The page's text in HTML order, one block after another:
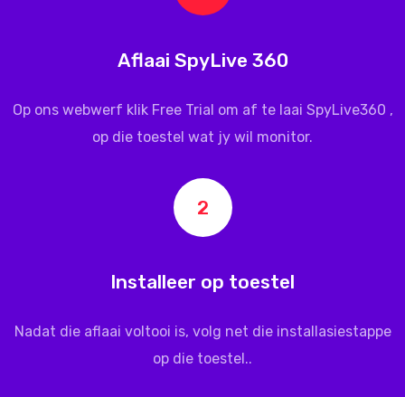
Aflaai SpyLive 360
Op ons webwerf klik Free Trial om af te laai SpyLive360 ,
op die toestel wat jy wil monitor.
2
Installeer op toestel
Nadat die aflaai voltooi is, volg net die installasiestappe
op die toestel..